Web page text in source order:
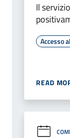
Il
Accesso
READ